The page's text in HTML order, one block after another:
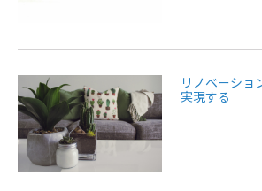
リノベーショ
実現する